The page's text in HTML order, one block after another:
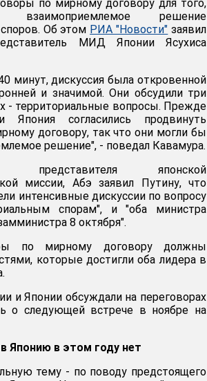
по мирному договору для того,
решение
Об этом РИА "Новости" заявил
МИД Японии Ясухиса
минут, дискуссия была откровенной
и значимой. Они обсудили три
- территориальные вопросы. Прежде
Япония согласились продвинуть
договору, так что они могли бы
решение", - поведал Кавамура.
японской
миссии, Абэ заявил Путину, что
интенсивные дискуссии по вопросу
спорам", и "оба министра
8 октября".
по мирному договору должны
которые достигли оба лидера в
и Японии обсуждали на переговорах
о следующей встрече в ноябре на
Японию в этом году нет
тему - по поводу предстоящего